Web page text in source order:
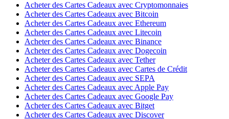
Acheter des Cartes Cadeaux avec Cryptomonnaies
Acheter des Cartes Cadeaux avec Bitcoin
Acheter des Cartes Cadeaux avec Ethereum
Acheter des Cartes Cadeaux avec Litecoin
Acheter des Cartes Cadeaux avec Binance
Acheter des Cartes Cadeaux avec Dogecoin
Acheter des Cartes Cadeaux avec Tether
Acheter des Cartes Cadeaux avec Cartes de Crédit
Acheter des Cartes Cadeaux avec SEPA
Acheter des Cartes Cadeaux avec Apple Pay
Acheter des Cartes Cadeaux avec Google Pay
Acheter des Cartes Cadeaux avec Bitget
Acheter des Cartes Cadeaux avec Discover